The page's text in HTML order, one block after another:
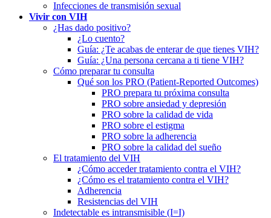
Infecciones de transmisión sexual
Vivir con VIH
¿Has dado positivo?
¿Lo cuento?
Guía: ¿Te acabas de enterar de que tienes VIH?
Guía: ¿Una persona cercana a ti tiene VIH?
Cómo preparar tu consulta
Qué son los PRO (Patient-Reported Outcomes)
PRO prepara tu próxima consulta
PRO sobre ansiedad y depresión
PRO sobre la calidad de vida
PRO sobre el estigma
PRO sobre la adherencia
PRO sobre la calidad del sueño
El tratamiento del VIH
¿Cómo acceder tratamiento contra el VIH?
¿Cómo es el tratamiento contra el VIH?
Adherencia
Resistencias del VIH
Indetectable es intransmisible (I=I)